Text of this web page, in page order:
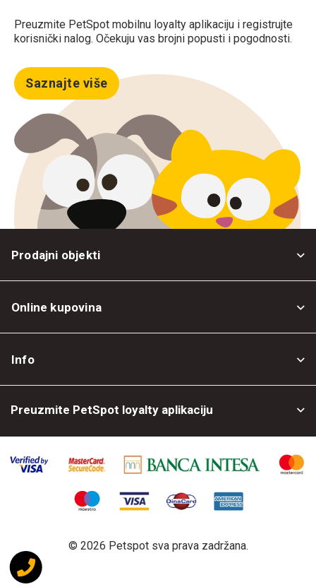
Preuzmite PetSpot mobilnu loyalty aplikaciju i registrujte
korisnički nalog. Očekuju vas brojni popusti i pogodnosti.
Saznajte više
Prodajni objekti
Online kupovina
Info
Preuzmite PetSpot loyalty aplikaciju
© 2026 Petspot sva prava zadržana.